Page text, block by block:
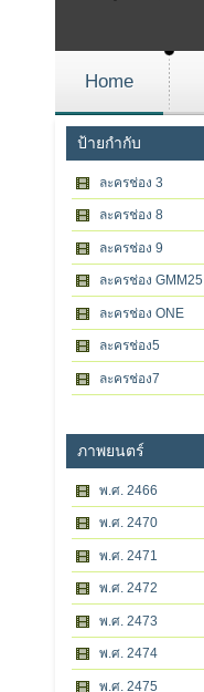
Home
ป้ายกำกับ
ละครช่อง 3
ละครช่อง 8
ละครช่อง 9
ละครช่อง GMM25
ละครช่อง ONE
ละครช่อง5
ละครช่อง7
ภาพยนตร์
พ.ศ. 2466
พ.ศ. 2470
พ.ศ. 2471
พ.ศ. 2472
พ.ศ. 2473
พ.ศ. 2474
พ.ศ. 2475